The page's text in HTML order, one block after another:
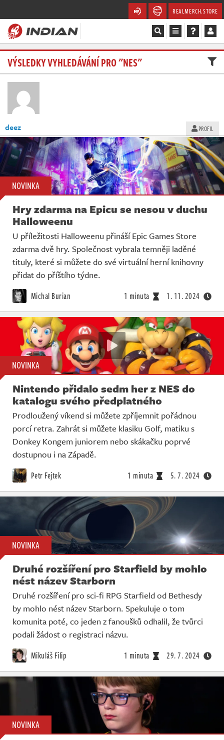
REALMERCH.STORE
Magazín
Recenze
Videa
Soutěže
Databáze
Komunita
Redakce
Živě
VÝSLEDKY VYHLEDÁVÁNÍ PRO "NES"
deez PROFIL
NOVINKA
Hry zdarma na Epicu se nesou v duchu
Halloweenu
U příležitosti Halloweenu přináší Epic Games Store
zdarma dvě hry. Společnost vybrala temněji laděné
tituly, které si můžete do své virtuální herní knihovny
přidat do příštího týdne.
Michal Burian 1 minuta 1. 11. 2024
NOVINKA
Nintendo přidalo sedm her z NES do
katalogu svého předplatného
Prodloužený víkend si můžete zpříjemnit pořádnou
porcí retra. Zahrát si můžete klasiku Golf, matiku s
Donkey Kongem juniorem nebo skákačku poprvé
dostupnou i na Západě.
Petr Fejtek 1 minuta 5. 7. 2024
NOVINKA
Druhé rozšíření pro Starfield by mohlo
nést název Starborn
Druhé rozšíření pro sci-fi RPG Starfield od Bethesdy
by mohlo nést název Starborn. Spekuluje o tom
komunita poté, co jeden z fanoušků odhalil, že tvůrci
podali žádost o registraci názvu.
Mikuláš Filip 1 minuta 29. 7. 2024
NOVINKA